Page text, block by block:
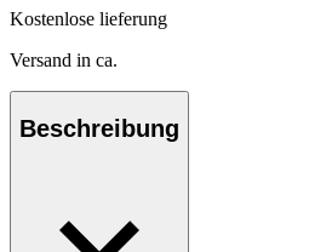
Kostenlose lieferung
Versand in ca.
Beschreibung